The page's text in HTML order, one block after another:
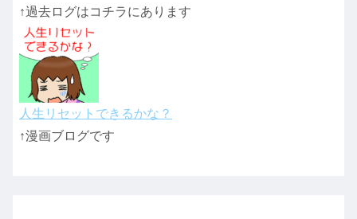
↑過去ログはコチラにあります
人生リセットできるかな？
↑漫画ブログです